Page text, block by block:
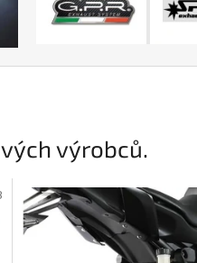
výrobců.